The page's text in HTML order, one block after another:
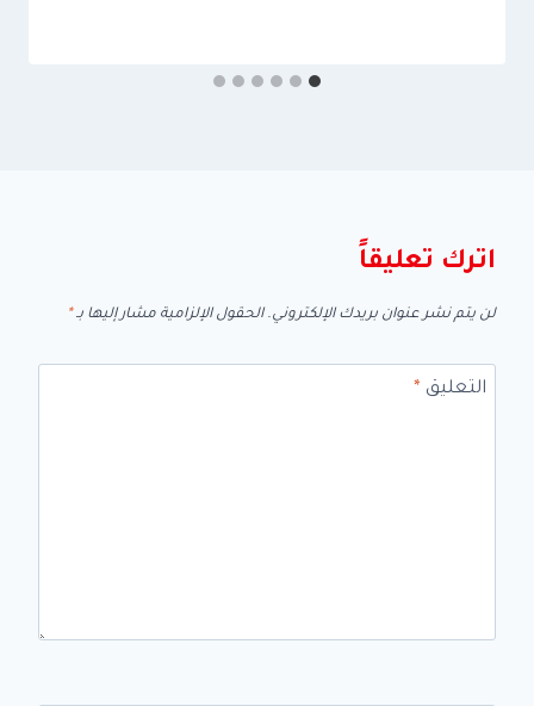
اترك تعليقاً
لن يتم نشر عنوان بريدك الإلكتروني. الحقول الإلزامية مشار إليها بـ*
التعليق*